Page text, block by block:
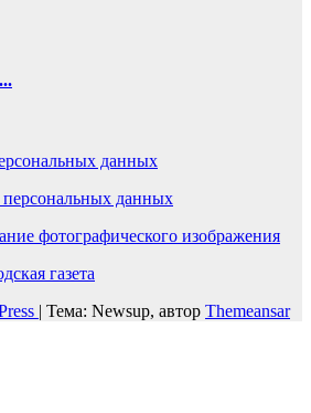
данных
персональных данных
фотографического изображения
| Тема: Newsup, автор Themeansar